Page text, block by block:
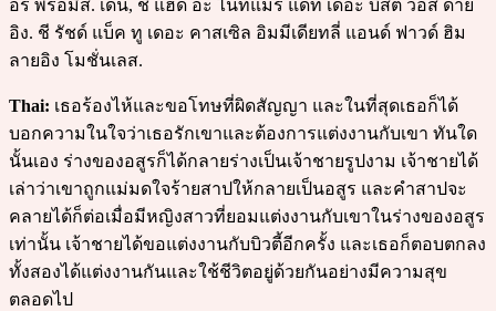
อร์ พรอมิส. เด็น, ชี แฮด อะ ไนท์แมร์ แดท เดอะ บีสต์ วอส ดาย
อิง. ชี รัชด์ แบ็ค ทู เดอะ คาสเซิล อิมมีเดียทลี่ แอนด์ ฟาวด์ ฮิม
ลายอิง โมชั่นเลส.
Thai: เธอร้องไห้และขอโทษที่ผิดสัญญา และในที่สุดเธอก็ได้
บอกความในใจว่าเธอรักเขาและต้องการแต่งงานกับเขา ทันใด
นั้นเอง ร่างของอสูรก็ได้กลายร่างเป็นเจ้าชายรูปงาม เจ้าชายได้
เล่าว่าเขาถูกแม่มดใจร้ายสาปให้กลายเป็นอสูร และคำสาปจะ
คลายได้ก็ต่อเมื่อมีหญิงสาวที่ยอมแต่งงานกับเขาในร่างของอสูร
เท่านั้น เจ้าชายได้ขอแต่งงานกับบิวตี้อีกครั้ง และเธอก็ตอบตกลง
ทั้งสองได้แต่งงานกันและใช้ชีวิตอยู่ด้วยกันอย่างมีความสุข
ตลอดไป